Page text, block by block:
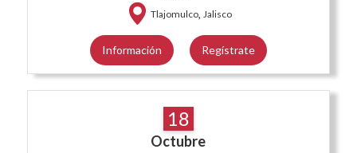
Tlajomulco, Jalisco
Información Regístrate
18
Octubre